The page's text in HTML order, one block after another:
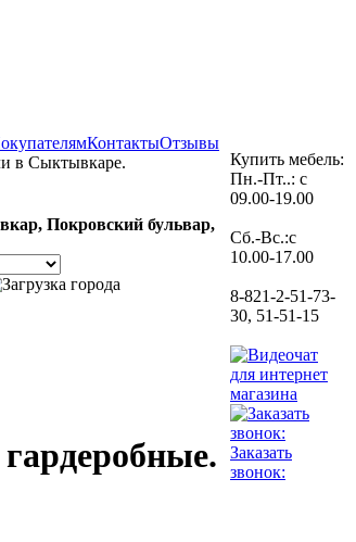
КонтактыОтзывы
в Сыктывкаре.
Покровский бульвар,
Купить мебель:
Пн.-Пт..: с
09.00-19.00
Сб.-Вс.:с
10.00-17.00
8-821-2-51-73-
30, 51-51-15
Заказать
звонок: